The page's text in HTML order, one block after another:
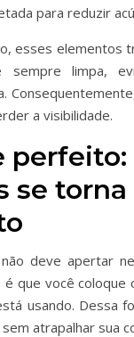
para reduzir
esses elementos
limpa,
a visibilidade.
se
deve apertar
que você coloque
usando. Dessa
atrapalhar sua